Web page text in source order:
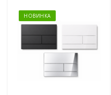
НОВИНКА